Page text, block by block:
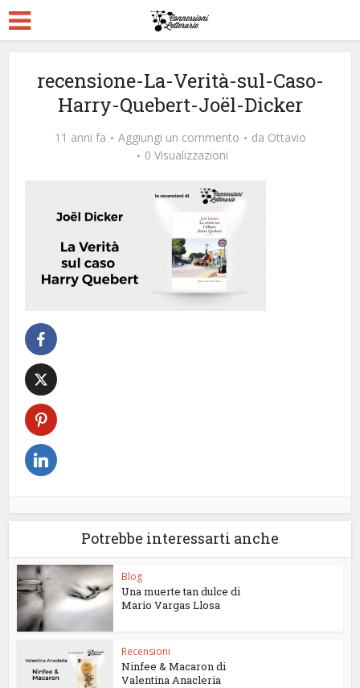
recensione-La-Verità-sul-Caso-
Harry-Quebert-Joël-Dicker
11 anni fa Aggiungi un commento da Ottavio
0 Visualizzazioni
Potrebbe interessarti anche
Blog
Una muerte tan dulce di
Mario Vargas Llosa
Recensioni
Ninfee & Macaron di
Valentina Anacleria